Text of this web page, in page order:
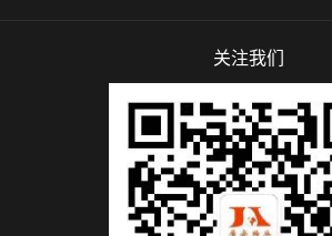
关注我们